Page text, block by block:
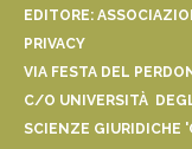
EDITORE:
PRIVACY
VIA FESTA DEL
C/O UNIVERSITÀ
SCIENZE GIURIDICHE